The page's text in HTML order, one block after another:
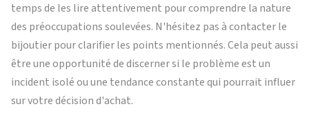
temps de les lire attentivement pour comprendre la nature
des préoccupations soulevées. N'hésitez pas à contacter le
bijoutier pour clarifier les points mentionnés. Cela peut aussi
être une opportunité de discerner si le problème est un
incident isolé ou une tendance constante qui pourrait influer
sur votre décision d'achat.